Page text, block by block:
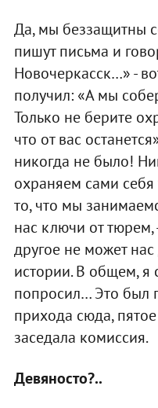
Да, мы беззащитны
пишут письма и
Новочеркасск…» -
получил: «А мы
Только не берите
что от вас
никогда не было!
охраняем сами себя
то, что мы
нас ключи от тюрем,
другое не может
истории. В общем, я
попросил… Это был
прихода сюда,
заседала комиссия.
Девяносто?..